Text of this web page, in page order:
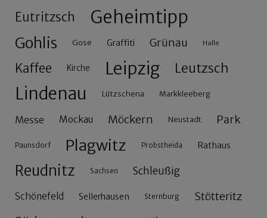
Eutritzsch Geheimtipp
Gohlis Gose Graffiti Grünau Halle
Kaffee Kirche Leipzig Leutzsch
Lindenau Lützschena Markkleeberg
Messe Mockau Möckern Neustadt Park
Paunsdorf Plagwitz Probstheida Rathaus
Reudnitz Sachsen Schleußig
Schönefeld Sellerhausen Sternburg Stötteritz